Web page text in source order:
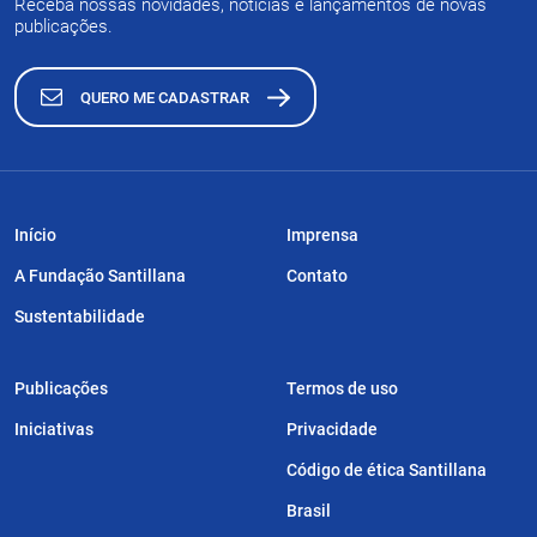
Receba nossas novidades, notícias e lançamentos de novas
publicações.
QUERO ME CADASTRAR
Início
A Fundação Santillana
Sustentabilidade
Publicações
Iniciativas
Imprensa
Contato
Termos de uso
Privacidade
Código de ética Santillana
Brasil